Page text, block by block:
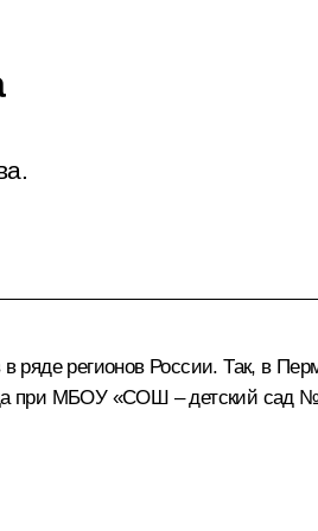
регионов России. Так, в
при МБОУ «СОШ – детский сад